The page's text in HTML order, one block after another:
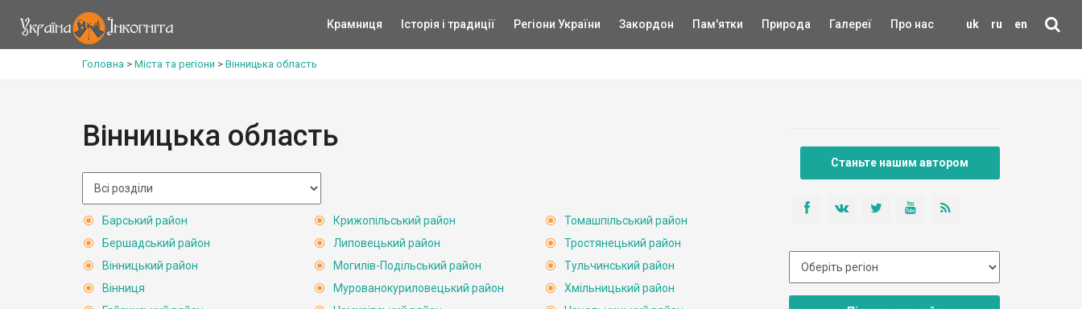
uk ru en
Крамниця Історія і традиції Регіони України Закордон Пам'ятки Природа Галереї Про нас
Головна > Міста та регіони > Вінницька область
Вінницька область
Барський район
Бершадський район
Вінницький район
Вінниця
Крижопільський район
Липовецький район
Могилів-Подільський район
Мурованокуриловецький район
Томашпільський район
Тростянецький район
Тульчинський район
Хмільницький район
Станьте нашим автором